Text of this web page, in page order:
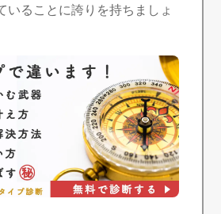
いることに誇りを持ちましょ